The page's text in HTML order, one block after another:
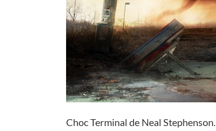
Choc Terminal de Neal Stephenson…